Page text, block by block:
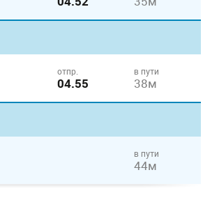
отпр.
04.55
в пути
38м
в пути
44м